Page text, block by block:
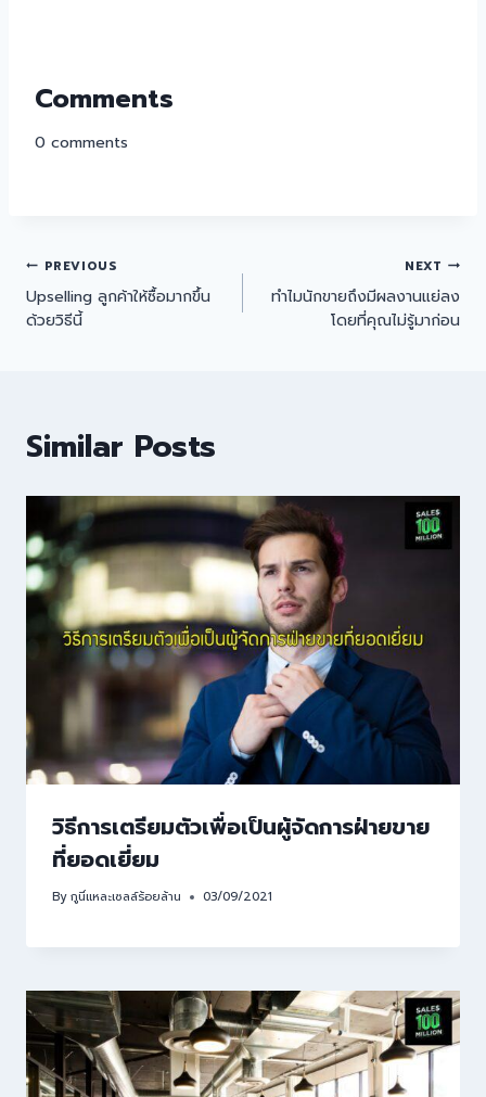
Comments
0 comments
PREVIOUS
Upselling ลูกค้าให้ซื้อมากขึ้น
ด้วยวิธีนี้
NEXT
ทำไมนักขายถึงมีผลงานแย่ลง
โดยที่คุณไม่รู้มาก่อน
Similar Posts
วิธีการเตรียมตัวเพื่อเป็นผู้จัดการฝ่ายขาย
ที่ยอดเยี่ยม
Byกูนี่แหละเซลล์ร้อยล้าน 03/09/2021